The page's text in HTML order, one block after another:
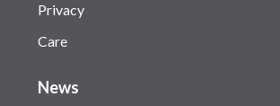
Privacy
Care
News